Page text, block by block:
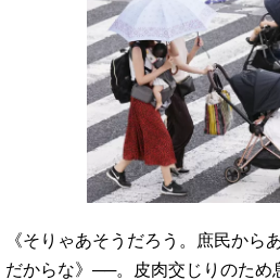
《そりゃあそうだろう。庶民から
だからな》──。皮肉交じりのため